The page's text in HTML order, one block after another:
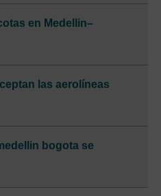
en Medellin–
las aerolíneas
bogota se